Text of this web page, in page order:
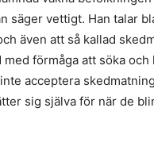
säger vettigt. Han talar
även att så kallad
med förmåga att söka
acceptera
sig själva för när de